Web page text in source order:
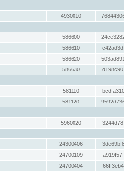
4930010
586600
586610
586620
586630
581110
581120
5960020
24300406
24700109
24700404